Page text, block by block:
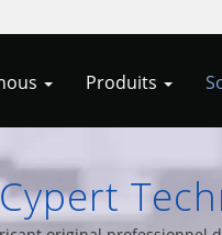
Produits